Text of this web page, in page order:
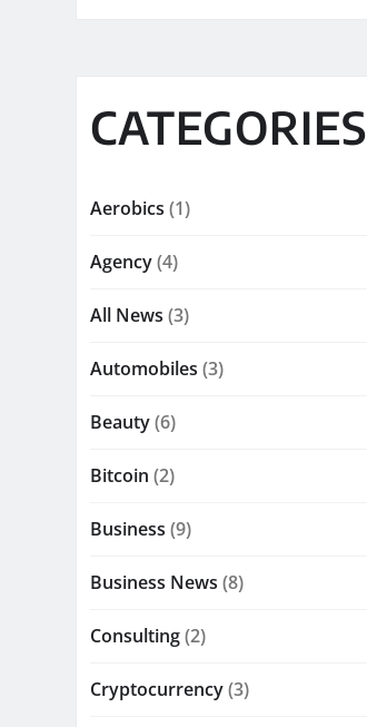
CATEGORIES
Aerobics (1)
Agency(4)
All News (3)
Automobiles (3)
Beauty(6)
Bitcoin (2)
Business (9)
Business News (8)
Consulting(2)
Cryptocurrency(3)